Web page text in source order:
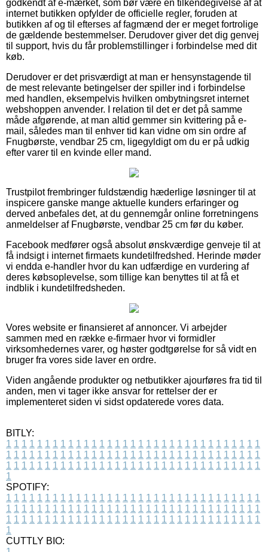
godkendt af e-mærket, som bør være en tilkendegivelse af at
internet butikken opfylder de officielle regler, foruden at
butikken af og til efterses af fagmænd der er meget fortrolige
de gældende bestemmelser. Derudover giver det dig genvej
til support, hvis du får problemstillinger i forbindelse med dit
køb.
Derudover er det prisværdigt at man er hensynstagende til
de mest relevante betingelser der spiller ind i forbindelse
med handlen, eksempelvis hvilken ombytningsret internet
webshoppen anvender. I relation til det er det på samme
måde afgørende, at man altid gemmer sin kvittering på e-
mail, således man til enhver tid kan vidne om sin ordre af
Fnugbørste, vendbar 25 cm, ligegyldigt om du er på udkig
efter varer til en kvinde eller mand.
Trustpilot frembringer fuldstændig hæderlige løsninger til at
inspicere ganske mange aktuelle kunders erfaringer og
derved anbefales det, at du gennemgår online forretningens
anmeldelser af Fnugbørste, vendbar 25 cm før du køber.
Facebook medfører også absolut ønskværdige genveje til at
få indsigt i internet firmaets kundetilfredshed. Herinde møder
vi endda e-handler hvor du kan udfærdige en vurdering af
deres købsoplevelse, som tillige kan benyttes til at få et
indblik i kundetilfredsheden.
Vores website er finansieret af annoncer. Vi arbejder
sammen med en række e-firmaer hvor vi formidler
virksomhedernes varer, og høster godtgørelse for så vidt en
bruger fra vores side laver en ordre.
Viden angående produkter og netbutikker ajourføres fra tid til
anden, men vi tager ikke ansvar for rettelser der er
implementeret siden vi sidst opdaterede vores data.
BITLY:
1 1 1 1 1 1 1 1 1 1 1 1 1 1 1 1 1 1 1 1 1 1 1 1 1 1 1 1 1 1 1 1 1
1 1 1 1 1 1 1 1 1 1 1 1 1 1 1 1 1 1 1 1 1 1 1 1 1 1 1 1 1 1 1 1 1
1 1 1 1 1 1 1 1 1 1 1 1 1 1 1 1 1 1 1 1 1 1 1 1 1 1 1 1 1 1 1 1 1
1
SPOTIFY:
1 1 1 1 1 1 1 1 1 1 1 1 1 1 1 1 1 1 1 1 1 1 1 1 1 1 1 1 1 1 1 1 1
1 1 1 1 1 1 1 1 1 1 1 1 1 1 1 1 1 1 1 1 1 1 1 1 1 1 1 1 1 1 1 1 1
1 1 1 1 1 1 1 1 1 1 1 1 1 1 1 1 1 1 1 1 1 1 1 1 1 1 1 1 1 1 1 1 1
1
CUTTLY BIO: